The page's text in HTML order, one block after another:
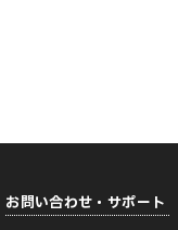
お問い合わせ・サポート